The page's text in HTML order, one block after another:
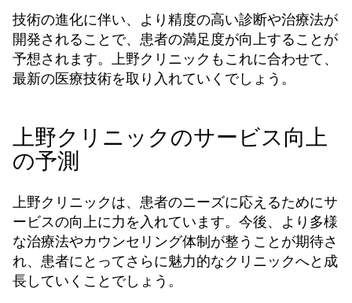
技術の進化に伴い、より精度の高い診断や治療法が
開発されることで、患者の満足度が向上することが
予想されます。上野クリニックもこれに合わせて、
最新の医療技術を取り入れていくでしょう。
上野クリニックのサービス向上
の予測
上野クリニックは、患者のニーズに応えるためにサ
ービスの向上に力を入れています。今後、より多様
な治療法やカウンセリング体制が整うことが期待さ
れ、患者にとってさらに魅力的なクリニックへと成
長していくことでしょう。